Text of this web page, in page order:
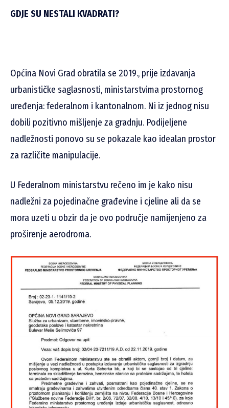
GDJE SU NESTALI KVADRATI?
Općina Novi Grad obratila se 2019., prije izdavanja
urbanističke saglasnosti, ministarstvima prostornog
uređenja: federalnom i kantonalnom. Ni iz jednog nisu
dobili pozitivno mišljenje za gradnju. Podijeljene
nadležnosti ponovo su se pokazale kao idealan prostor
za različite manipulacije.
U Federalnom ministarstvu rečeno im je kako nisu
nadležni za pojedinačne građevine i cjeline ali da se
mora uzeti u obzir da je ovo područje namijenjeno za
proširenje aerodroma.